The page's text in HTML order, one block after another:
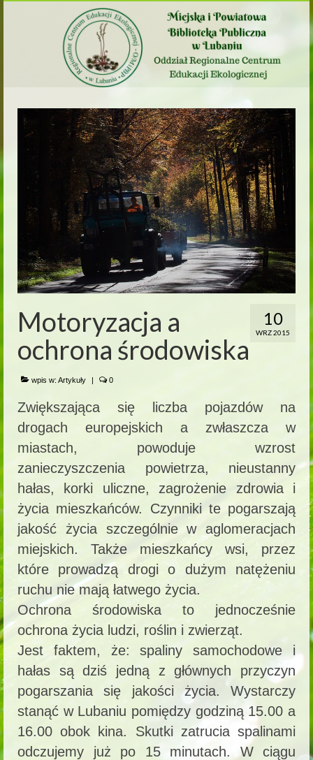
10
WRZ 2015
Motoryzacja a
ochrona środowiska
wpis w: Artykuły | 0
Zwiększająca się liczba pojazdów na
drogach europejskich a zwłaszcza w
miastach, powoduje wzrost
zanieczyszczenia powietrza, nieustanny
hałas, korki uliczne, zagrożenie zdrowia i
życia mieszkańców. Czynniki te pogarszają
jakość życia szczególnie w aglomeracjach
miejskich. Także mieszkańcy wsi, przez
które prowadzą drogi o dużym natężeniu
ruchu nie mają łatwego życia.
Ochrona środowiska to jednocześnie
ochrona życia ludzi, roślin i zwierząt.
Jest faktem, że: spaliny samochodowe i
hałas są dziś jedną z głównych przyczyn
pogarszania się jakości życia. Wystarczy
stanąć w Lubaniu pomiędzy godziną 15.00 a
16.00 obok kina. Skutki zatrucia spalinami
odczujemy już po 15 minutach. W ciągu